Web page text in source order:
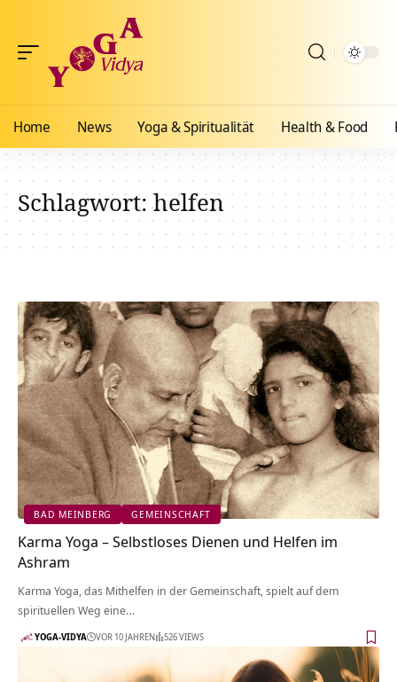
Home News Yoga & Spiritualität Health & Food
Schlagwort:helfen
BAD MEINBERG GEMEINSCHAFT
Karma Yoga – Selbstloses Dienen und Helfen im
Ashram
Karma Yoga, das Mithelfen in der Gemeinschaft, spielt auf dem
spirituellen Weg eine…
YOGA-VIDYA VOR 10 JAHREN 526 VIEWS